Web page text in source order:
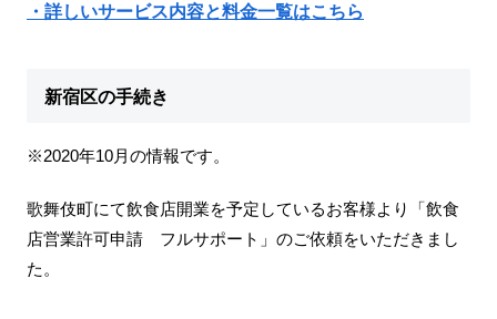
・詳しいサービス内容と料金一覧はこちら
新宿区の手続き
※2020年10月の情報です。
歌舞伎町にて飲食店開業を予定しているお客様より「飲食
店営業許可申請 フルサポート」のご依頼をいただきまし
た。